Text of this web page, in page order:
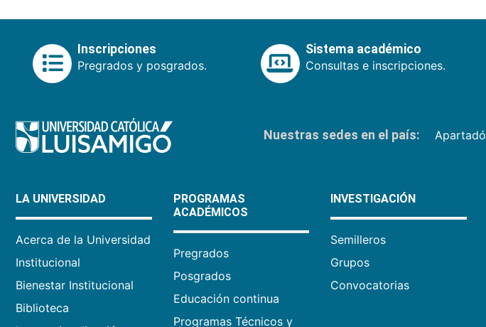
Inscripciones
Pregrados y posgrados.
Sistema académico
Consultas e inscripciones.
Nuestras sedes en el país: Apartadó
LA UNIVERSIDAD
Acerca de la Universidad
Institucional
Bienestar Institucional
Biblioteca
PROGRAMAS
ACADÉMICOS
Pregrados
Posgrados
Educación continua
Programas Técnicos y
INVESTIGACIÓN
Semilleros
Grupos
Convocatorias